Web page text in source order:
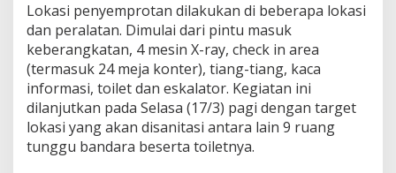
g
N
a
d
i
m
B
a
t
a
Lokasi penyemprotan dilakukan di beberapa lokasi
dan peralatan. Dimulai dari pintu masuk
keberangkatan, 4 mesin X-ray, check in area
(termasuk 24 meja konter), tiang-tiang, kaca
informasi, toilet dan eskalator. Kegiatan ini
dilanjutkan pada Selasa (17/3) pagi dengan target
lokasi yang akan disanitasi antara lain 9 ruang
tunggu bandara beserta toiletnya.